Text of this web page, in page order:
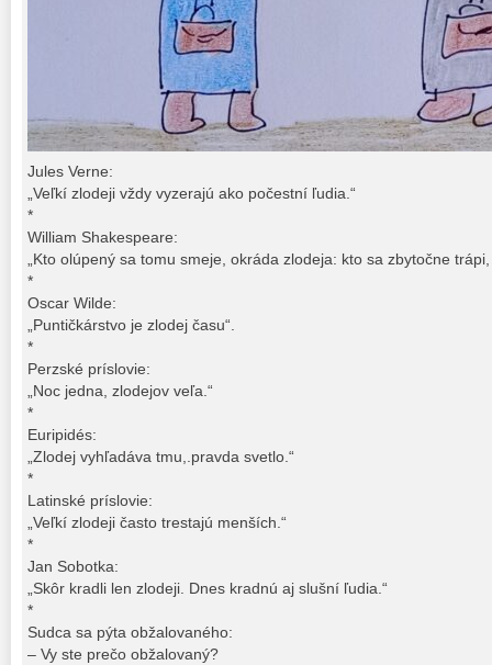
Jules Verne:
„Veľkí zlodeji vždy vyzerajú ako počestní ľudia.“
*
William Shakespeare:
„Kto olúpený sa tomu smeje, okráda zlodeja: kto sa zbytočne
*
Oscar Wilde:
„Puntičkárstvo je zlodej času“.
*
Perzské príslovie:
„Noc jedna, zlodejov veľa.“
*
Euripidés:
„Zlodej vyhľadáva tmu,.pravda svetlo.“
*
Latinské príslovie:
„Veľkí zlodeji často trestajú menších.“
*
Jan Sobotka:
„Skôr kradli len zlodeji. Dnes kradnú aj slušní ľudia.“
*
Sudca sa pýta obžalovaného:
– Vy ste prečo obžalovaný?